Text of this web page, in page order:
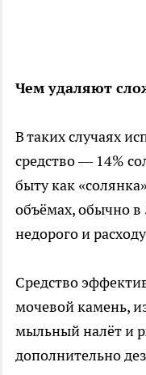
Чем удаляют
В таких случаях
средство — 14%
быту как
объёмах, обычно в
недорого и
Средство
мочевой камень,
мыльный налёт и
дополнительно